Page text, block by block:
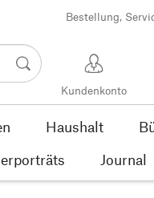
Bestellung,
Kundenkonto
Haushalt
Journal